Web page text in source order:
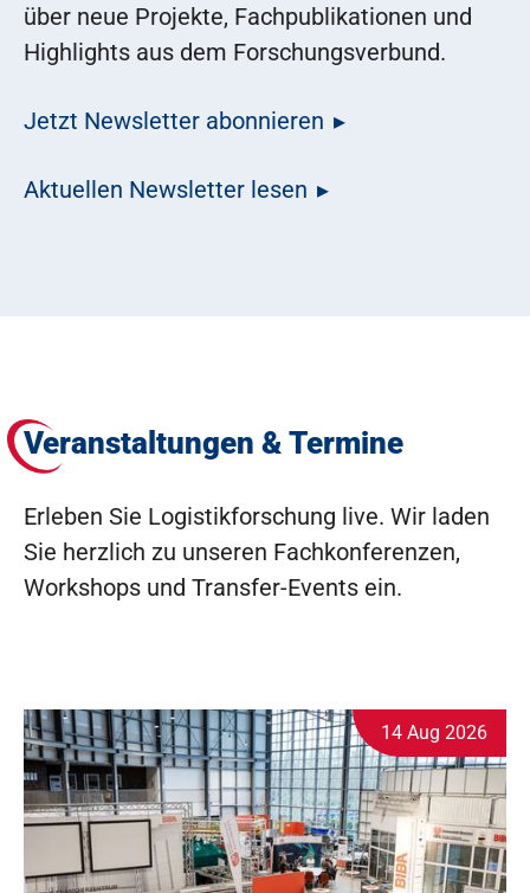
über neue Projekte, Fachpublikationen und
Highlights aus dem Forschungsverbund.
Jetzt Newsletter abonnieren
Aktuellen Newsletter lesen
Veranstaltungen & Termine
Erleben Sie Logistikforschung live. Wir laden
Sie herzlich zu unseren Fachkonferenzen,
Workshops und Transfer-Events ein.
14 Aug 2026